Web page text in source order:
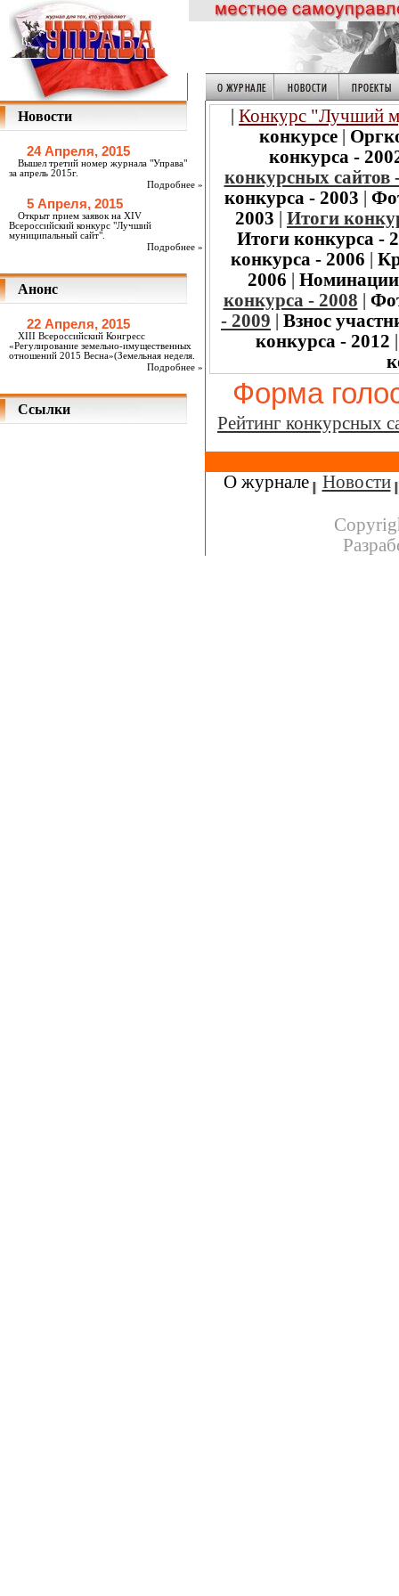
Новости
24 Апреля, 2015
Вышел третий номер журнала "Управа"
за апрель 2015г.
Подробнее »
5 Апреля, 2015
Открыт прием заявок на XIV
Всероссийский конкурс "Лучший
муниципальный сайт".
Подробнее »
Анонс
22 Апреля, 2015
XIII Всероссийский Конгресс
«Регулирование земельно-имущественных
отношений 2015 Весна»(Земельная неделя.
Подробнее »
Ссылки
Конкурс "Лучший
конкурсе
конкурса -
конкурсных сайтов
конкурса - 2003
2003
Итоги
Итоги конкурса -
конкурса - 2006
2006
Номинации
конкурса - 2008
- 2009
Взнос
конкурса - 2012
Форма
Рейтинг конкурсных
О журнале Новости